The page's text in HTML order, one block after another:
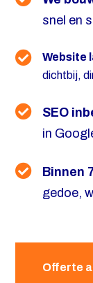
snel en
Website
dichtbij,
SEO
in
Binnen
gedoe,
Offerte